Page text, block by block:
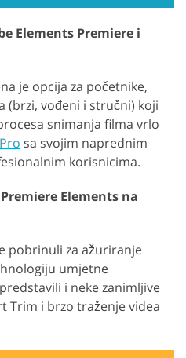
Elements Premiere i
je opcija za početnike,
(brzi, vođeni i stručni) koji
snimanja filma vrlo
sa svojim naprednim
korisnicima.
Elements na
pobrinuli za ažuriranje
umjetne
i neke zanimljive
Trim i brzo traženje videa